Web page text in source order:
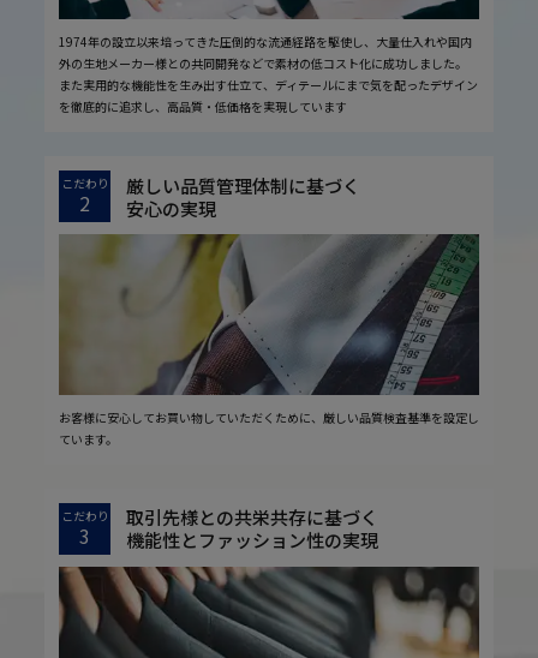
1974年の設立以来培ってきた圧倒的な流通経路を駆使し、大量仕入れや国内
外の生地メーカー様との共同開発などで素材の低コスト化に成功しました。
また実用的な機能性を生み出す仕立て、ディテールにまで気を配ったデザイン
を徹底的に追求し、高品質・低価格を実現しています
こだわり
2
厳しい品質管理体制に基づく
安心の実現
お客様に安心してお買い物していただくために、厳しい品質検査基準を設定し
ています。
こだわり
3
取引先様との共栄共存に基づく
機能性とファッション性の実現